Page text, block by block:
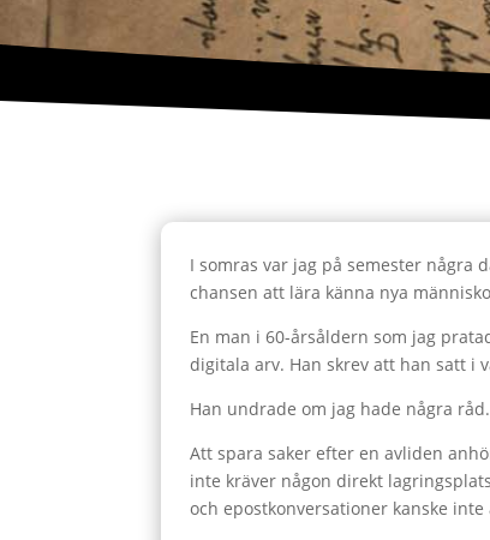
I somras var jag på semester några
chansen att lära känna nya
En man i 60-årsåldern som jag
digitala arv. Han skrev att han satt i
Han undrade om jag hade några råd.
Att spara saker efter en avliden
inte kräver någon direkt
och epostkonversationer kanske